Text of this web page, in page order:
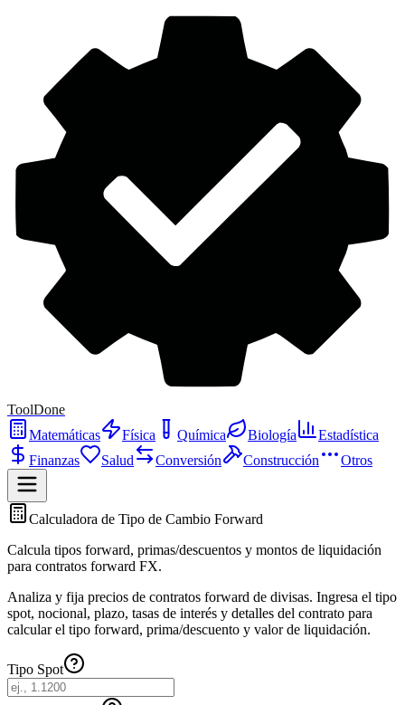
ToolDone
Matemáticas
Física Química Biología
Estadística
Finanzas
Salud Conversión Construcción Otros
Calculadora de Tipo de Cambio Forward
Calcula tipos forward, primas/descuentos y montos de liquidación
para contratos forward FX.
Analiza y fija precios de contratos forward de divisas. Ingresa el tipo
spot, nocional, plazo, tasas de interés y detalles del contrato para
calcular el tipo forward, prima/descuento y valor de liquidación.
Tipo Spot